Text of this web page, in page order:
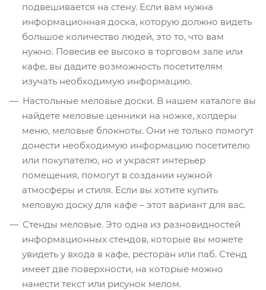
подвешивается на стену. Если вам нужна
информационная доска, которую должно видеть
большое количество людей, это то, что вам
нужно. Повесив ее высоко в торговом зале или
кафе, вы дадите возможность посетителям
изучать необходимую информацию.
Настольные меловые доски. В нашем каталоге вы
найдете меловые ценники на ножке, холдеры
меню, меловые блокноты. Они не только помогут
донести необходимую информацию посетителю
или покупателю, но и украсят интерьер
помещения, помогут в создании нужной
атмосферы и стиля. Если вы хотите купить
меловую доску для кафе – этот вариант для вас.
Стенды меловые. Это одна из разновидностей
информационных стендов, которые вы можете
увидеть у входа в кафе, ресторан или паб. Стенд
имеет две поверхности, на которые можно
нанести текст или рисунок мелом.